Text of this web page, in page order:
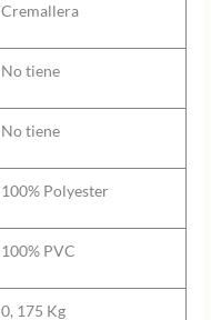
Cremallera
No tiene
No tiene
100% Polyester
100% PVC
0, 175 Kg